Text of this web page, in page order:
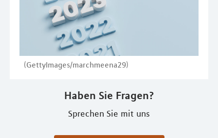
(GettyImages/marchmeena29)
Haben Sie Fragen?
Sprechen Sie mit uns